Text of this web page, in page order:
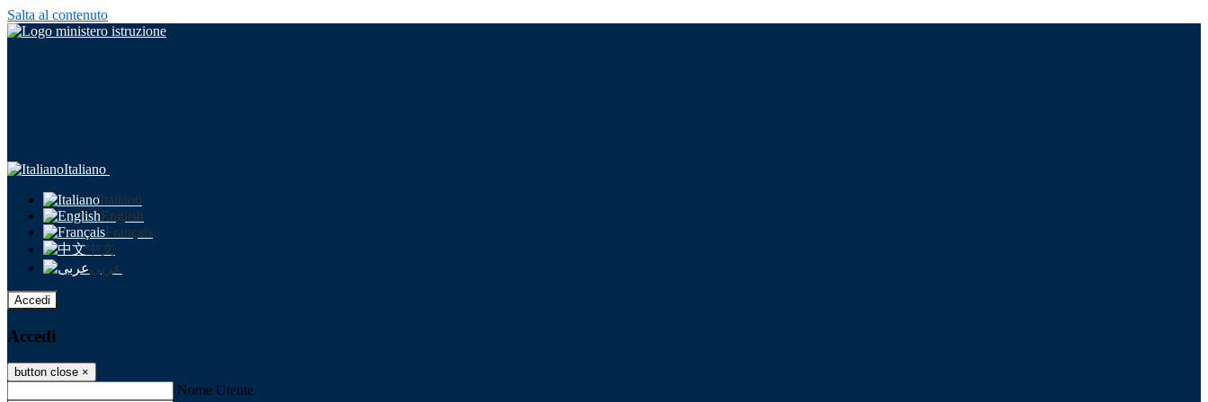
Salta al contenuto
Italiano
Italiano
English
Français
中文
عربى
Accedi
Accedi
button close ×
Nome Utente